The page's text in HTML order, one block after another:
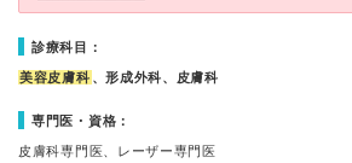
診療科目：
美容皮膚科 、形成外科、皮膚科
専門医・資格：
皮膚科専門医、レーザー専門医